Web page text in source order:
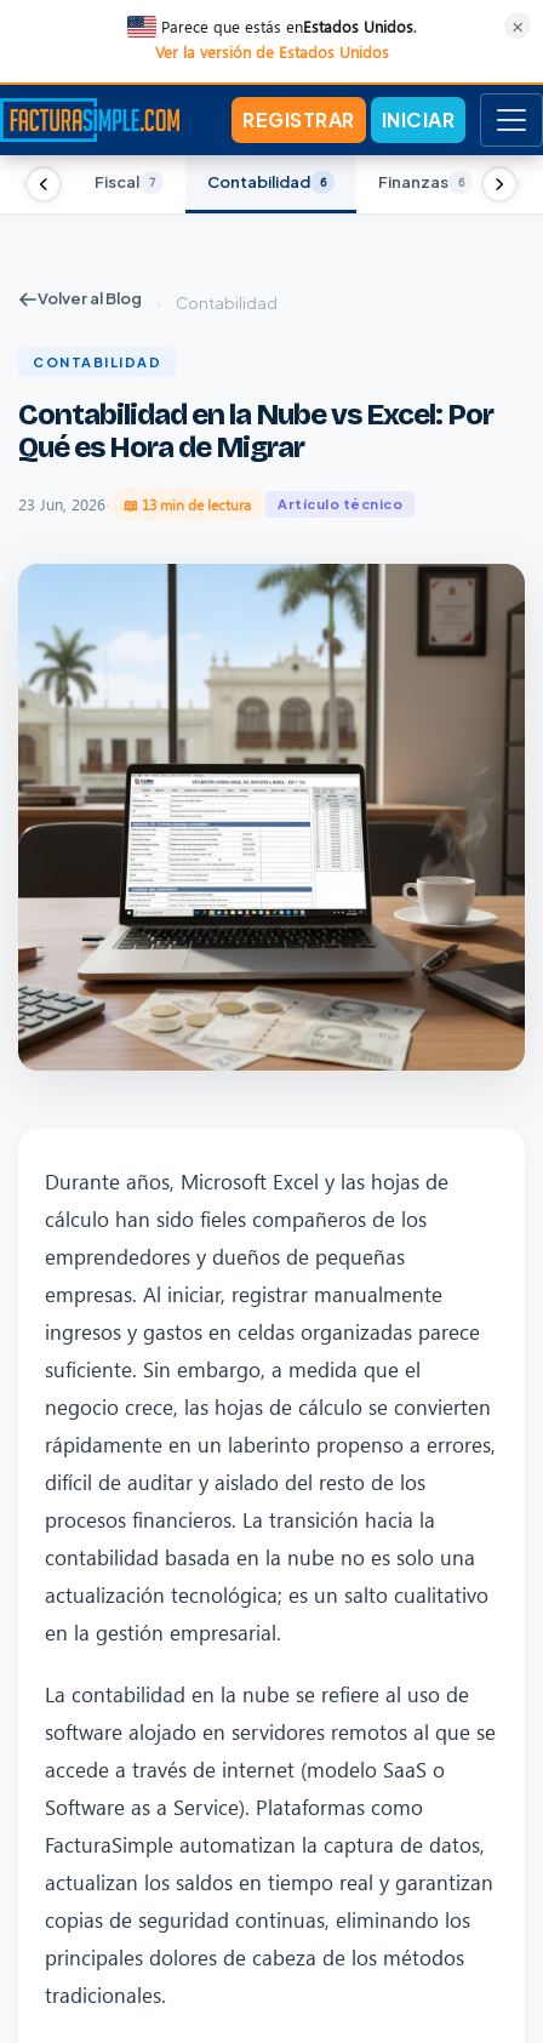
Parece que estás enEstados Unidos.
Ver la versión de Estados Unidos
×
REGISTRAR INICIAR
6 Fiscal 7 Contabilidad 6 Finanzas 6
Volver al Blog › Contabilidad
CONTABILIDAD
Contabilidad en la Nube vs Excel: Por
Qué es Hora de Migrar
23 Jun, 2026· 📖 13 min de lectura Artículo técnico
Durante años, Microsoft Excel y las hojas de
cálculo han sido fieles compañeros de los
emprendedores y dueños de pequeñas
empresas. Al iniciar, registrar manualmente
ingresos y gastos en celdas organizadas parece
suficiente. Sin embargo, a medida que el
negocio crece, las hojas de cálculo se convierten
rápidamente en un laberinto propenso a errores,
difícil de auditar y aislado del resto de los
procesos financieros. La transición hacia la
contabilidad basada en la nube no es solo una
actualización tecnológica; es un salto cualitativo
en la gestión empresarial.
La contabilidad en la nube se refiere al uso de
software alojado en servidores remotos al que se
accede a través de internet (modelo SaaS o
Software as a Service). Plataformas como
FacturaSimple automatizan la captura de datos,
actualizan los saldos en tiempo real y garantizan
copias de seguridad continuas, eliminando los
principales dolores de cabeza de los métodos
tradicionales.